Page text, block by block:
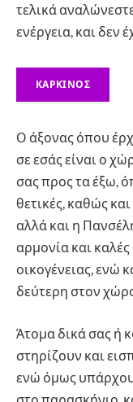
τελικά
ενέργεια, και δεν
ΚΑΡΚΙΝΟΣ
Ο άξονας όπου
σε εσάς είναι ο
σας προς τα έξω,
θετικές, καθώς
αλλά και η
αρμονία και
οικογένειας, ενώ
δεύτερη στον
Άτομα δικά σας ή
στηρίζουν και
ενώ όμως